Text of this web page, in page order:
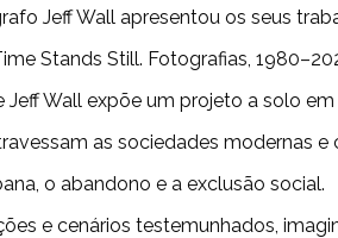
Jeff Wall apresentou os seus
Stands Still. Fotografias,
Jeff Wall expõe um projeto a solo
as sociedades modernas
o abandono e a exclusão social.
e cenários testemunhados,